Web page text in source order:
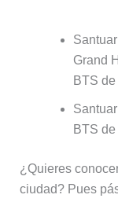
Grand
BTS
BTS
¿Quieres
ciudad? Pues